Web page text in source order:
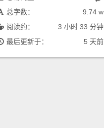
总字数：
9.74 w
阅读约：
3 小时 33 分钟
最后更新于：
5 天前